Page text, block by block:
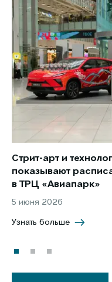
Стрит-арт и
показывают
в ТРЦ «Авиапарк»
5 июня 2026
Узнать больше